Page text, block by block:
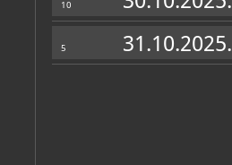
10
5 31.10.2025.